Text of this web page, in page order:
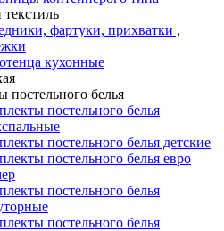
фартуки, прихватки ,
кухонные
постельного белья
постельного белья
постельного белья детские
постельного белья евро
постельного белья
постельного белья